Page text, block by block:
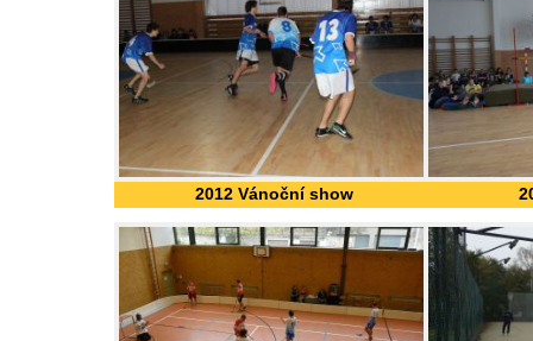
2012 Vánoční show